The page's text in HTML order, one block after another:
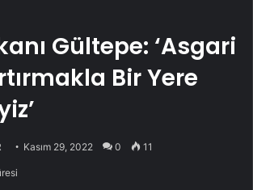
Gültepe: ‘Asgari
Bir Yere
Kasım 29, 2022 0 11